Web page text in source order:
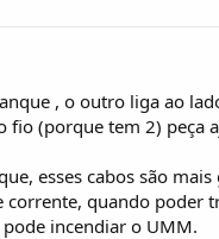
, o outro liga ao
(porque tem 2) peça
esses cabos são
quando poder
incendiar o UMM.